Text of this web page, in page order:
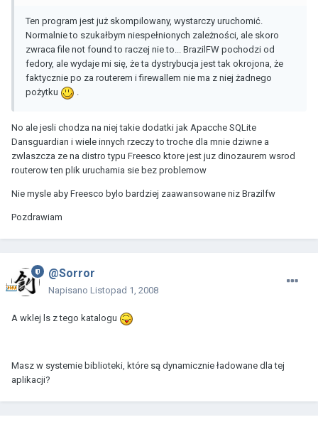
Ten program jest już skompilowany, wystarczy uruchomić.
Normalnie to szukałbym niespełnionych zależności, ale skoro
zwraca file not found to raczej nie to... BrazilFW pochodzi od
fedory, ale wydaje mi się, że ta dystrybucja jest tak okrojona, że
faktycznie po za routerem i firewallem nie ma z niej żadnego
pożytku
.
No ale jesli chodza na niej takie dodatki jak Apacche SQLite
Dansguardian i wiele innych rzeczy to troche dla mnie dziwne a
zwlaszcza ze na distro typu Freesco ktore jest juz dinozaurem wsrod
routerow ten plik uruchamia sie bez problemow
Nie mysle aby Freesco bylo bardziej zaawansowane niz Brazilfw
Pozdrawiam
@Sorror
Napisano Listopad 1, 2008
A wklej ls z tego katalogu
Masz w systemie biblioteki, które są dynamicznie ładowane dla tej
aplikacji?